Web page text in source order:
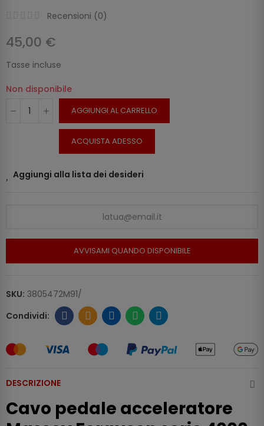
Recensioni (0)
45,00 €
Tasse incluse
Non disponibile
AGGIUNGI AL CARRELLO
ACQUISTA ADESSO
Aggiungi alla lista dei desideri
AVVISAMI QUANDO DISPONIBILE
SKU: 3805472M91/
DESCRIZIONE
Cavo pedale acceleratore